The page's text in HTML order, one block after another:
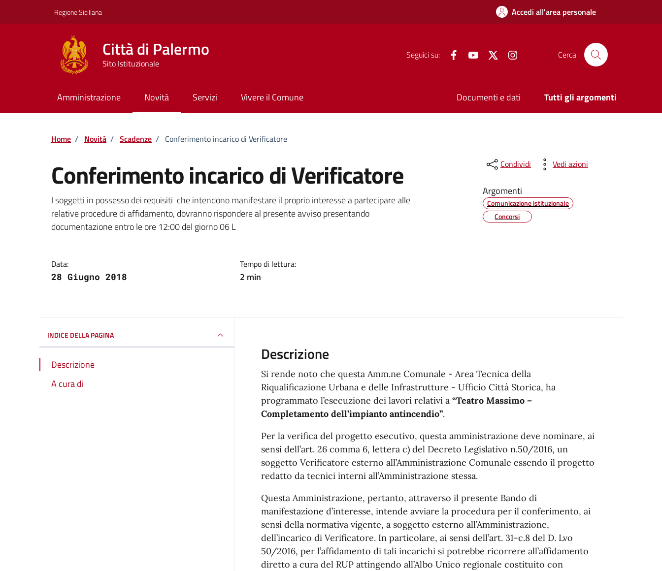
Regione Siciliana Accedi all'area personale
Città di Palermo
Sito Istituzionale
Seguici su: FacebookYouTube Twitter Cerca
Amministrazione Novità Servizi Vivere il Comune Documenti e dati Tutti gli argomenti
Home / Novità / Scadenze / Conferimento incarico di Verificatore
Conferimento incarico di Verificatore
Dettagli della notizia
I soggetti in possesso dei requisiti che intendono manifestare il proprio interesse a partecipare alle
relative procedure di affidamento, dovranno rispondere al presente avviso presentando
documentazione entro le ore 12:00 del giorno 06 L
Data:
28 Giugno 2018
Tempo di lettura:
2 min
Condividi Vedi azioni
Argomenti
Comunicazione istituzionale
Concorsi
INDICE DELLA PAGINA
Descrizione
A cura di
Descrizione
Si rende noto che questa Amm.ne Comunale - Area Tecnica della
Riqualificazione Urbana e delle Infrastrutture - Ufficio Città Storica, ha
programmato l’esecuzione dei lavori relativi a “Teatro Massimo –
Completamento dell’impianto antincendio”.
Per la verifica del progetto esecutivo, questa amministrazione deve nominare, ai
sensi dell’art. 26 comma 6, lettera c) del Decreto Legislativo n.50/2016, un
soggetto Verificatore esterno all’Amministrazione Comunale essendo il progetto
redatto da tecnici interni all’Amministrazione stessa.
Questa Amministrazione, pertanto, attraverso il presente Bando di
manifestazione d’interesse, intende avviare la procedura per il conferimento, ai
sensi della normativa vigente, a soggetto esterno all’Amministrazione,
dell’incarico di Verificatore. In particolare, ai sensi dell’art. 31-c.8 del D. Lvo
50/2016, per l’affidamento di tali incarichi si potrebbe ricorrere all’affidamento
diretto a cura del RUP attingendo all’Albo Unico regionale costituito con